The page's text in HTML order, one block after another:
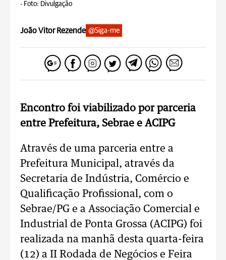
- Foto: Divulgação
João Vitor Rezende @Siga-me
Encontro foi viabilizado por parceria
entre Prefeitura, Sebrae e ACIPG
Através de uma parceria entre a
Prefeitura Municipal, através da
Secretaria de Indústria, Comércio e
Qualificação Profissional, com o
Sebrae/PG e a Associação Comercial e
Industrial de Ponta Grossa (ACIPG) foi
realizada na manhã desta quarta-feira
(12) a II Rodada de Negócios e Feira